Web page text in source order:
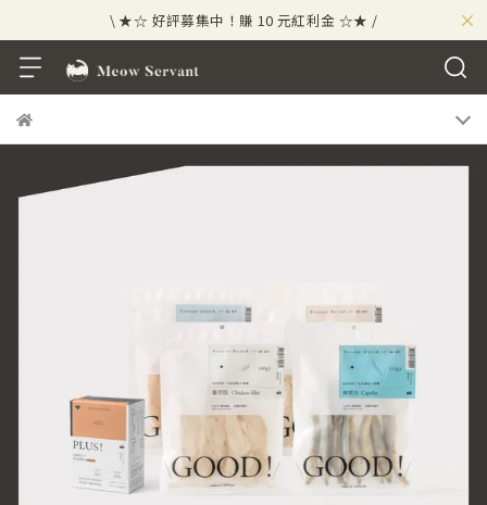
×
\ ★☆ 好評募集中！賺 10 元紅利金 ☆★ /
\ ★☆ 好評募集中！賺 10 元紅利金 ☆★ /